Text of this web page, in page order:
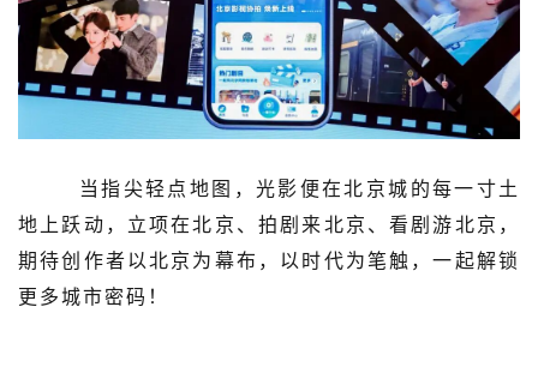
当指尖轻点地图，光影便在北京城的每一寸土
地上跃动，立项在北京、拍剧来北京、看剧游北京，
期待创作者以北京为幕布，以时代为笔触，一起解锁
更多城市密码！